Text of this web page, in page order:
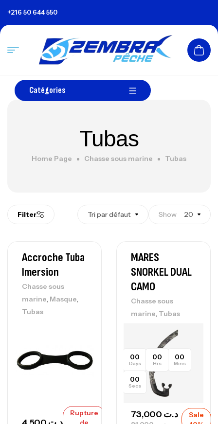
+216 50 644 550
Catégories
Tubas
Home Page Chasse sous marine Tubas
Filter Tri par défaut Show 20
Accroche Tuba
Imersion
Chasse sous
marine, Masque,
Tubas
Rupture
MARES
SNORKEL DUAL
CAMO
Chasse sous
marine, Tubas
00
Days
00
Hrs
00
Mins
00
Secs
د.ت
Sale